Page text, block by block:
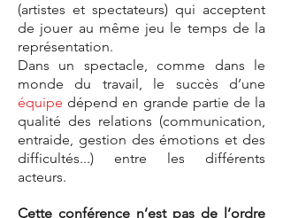
(artistes et spectateurs) qui acceptent
de jouer au même jeu le temps de la
représentation.
Dans un spectacle, comme dans le
monde du travail, le succès d’une
équipe dépend en grande partie de la
qualité des relations (communication,
entraide, gestion des émotions et des
difficultés...) entre les différents
acteurs.
Cette conférence n’est pas de l’ordre